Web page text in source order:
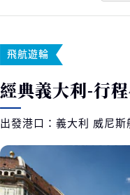
飛航遊輪
經典義大利-行
出發港口：義大利 威尼